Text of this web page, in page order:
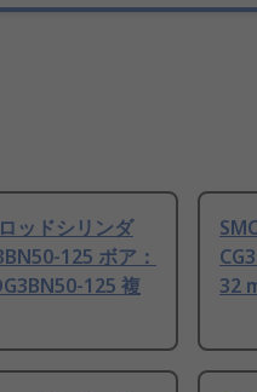
ッドシリンダ
125 ボア：
125 複
32